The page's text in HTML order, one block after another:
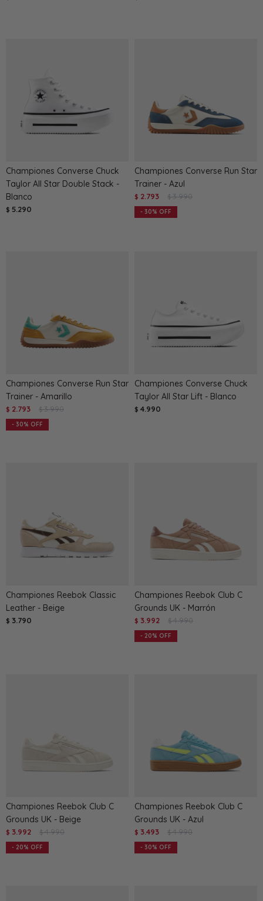
Championes Converse Chuck
Taylor All Star Double Stack -
Blanco
$ 5.290
Championes Converse Run Star
Trainer - Azul
$ 2.793 $ 3.990
30
Championes Converse Run Star
Trainer - Amarillo
$ 2.793 $ 3.990
30
Championes Converse Chuck
Taylor All Star Lift - Blanco
$ 4.990
Championes Reebok Classic
Leather - Beige
$ 3.790
Championes Reebok Club C
Grounds UK - Marrón
$ 3.992 $ 4.990
20
Championes Reebok Club C
Grounds UK - Beige
$ 3.992 $ 4.990
20
Championes Reebok Club C
Grounds UK - Azul
$ 3.493 $ 4.990
30